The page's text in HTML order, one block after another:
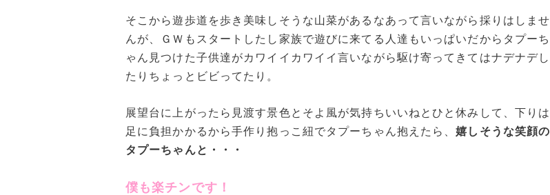
そこから遊歩道を歩き美味しそうな山菜があるなあって言いながら採りはしませ
んが、ＧＷもスタートしたし家族で遊びに来てる人達もいっぱいだからタプーち
ゃん見つけた子供達がカワイイカワイイ言いながら駆け寄ってきてはナデナデし
たりちょっとビビってたり。
展望台に上がったら見渡す景色とそよ風が気持ちいいねとひと休みして、下りは
足に負担かかるから手作り抱っこ紐でタプーちゃん抱えたら、嬉しそうな笑顔の
タプーちゃんと・・・
僕も楽チンです！